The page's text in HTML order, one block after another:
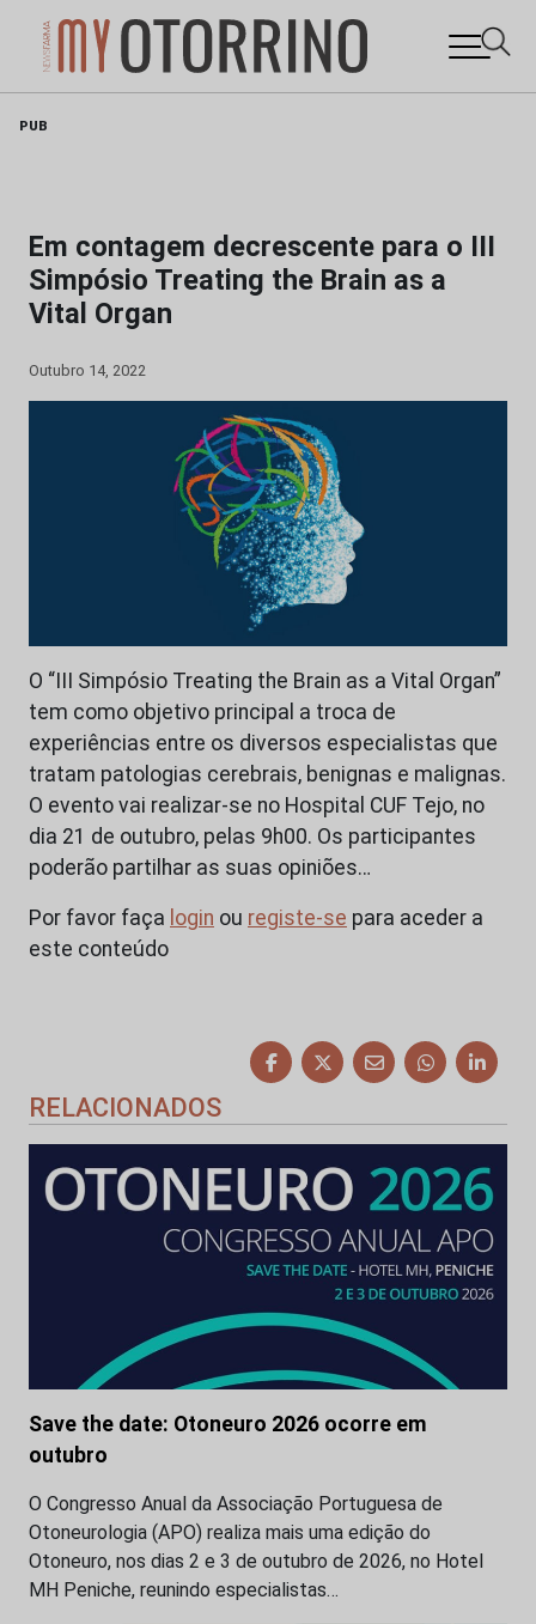
PUB
Em contagem decrescente para o III
Simpósio Treating the Brain as a
Vital Organ
Outubro 14, 2022
O “III Simpósio Treating the Brain as a Vital Organ”
tem como objetivo principal a troca de
experiências entre os diversos especialistas que
tratam patologias cerebrais, benignas e malignas.
O evento vai realizar-se no Hospital CUF Tejo, no
dia 21 de outubro, pelas 9h00. Os participantes
poderão partilhar as suas opiniões…
Por favor faça login ou registe-se para aceder a
este conteúdo
RELACIONADOS
Save the date: Otoneuro 2026 ocorre em
outubro
O Congresso Anual da Associação Portuguesa de
Otoneurologia (APO) realiza mais uma edição do
Otoneuro, nos dias 2 e 3 de outubro de 2026, no Hotel
MH Peniche, reunindo especialistas…